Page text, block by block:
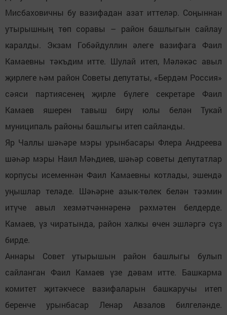
Мисбаховичны бу вазифадан азат иттеләр. Соңыннан
утырышның төп соравы – район башлыгын сайлау
каралды. Экзам Гобәйдуллин әлеге вазифага Фаил
Камаевны тәкъдим итте. Шулай итеп, Мәләкәс авыл
җирлеге һәм район Советы депутаты, «Бердәм Россия»
сәяси партиясенең җирле бүлеге секретаре Фаил
Камаев яшерен тавыш бирү юлы белән Тукай
муниципаль районы башлыгы итеп сайланды.
Яр Чаллы шәһәре мэры урынбасары Флера Андреева
шәһәр мэры Наил Мәһдиев, шәһәр советы депутатлар
корпусы исеменнән Фаил Камаевны котлады, эшендә
уңышлар теләде. Шәһәрне азык-төлек белән тәэмин
итүче авыл хезмәтчәннәренә рәхмәтен белдерде.
Камаев, үз чиратында, район халкы өчен эшләргә сүз
бирде.
Аннары Совет утырышын район башлыгы булып
сайланган Фаил Камаев үзе дәвам итте. Башкарма
комитет җитәкчесе вазифаларын башкаручы итеп
беренче урынбасар Ленар Авзалов билгеләнде.